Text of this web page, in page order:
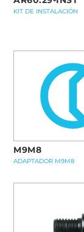
KIT DE INSTALACIÓN
M9M8
ADAPTADOR M9M8